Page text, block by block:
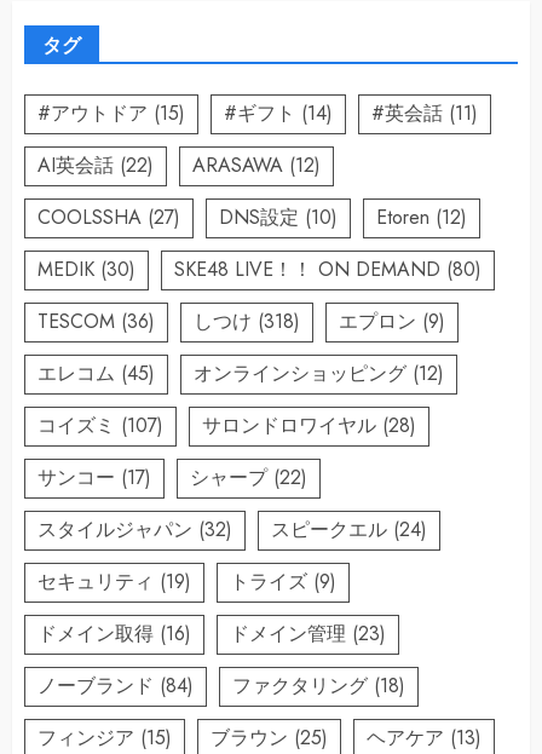
タグ
#アウトドア (15) #ギフト (14) #英会話 (11)
AI英会話 (22) ARASAWA (12)
COOLSSHA (27) DNS設定 (10) Etoren (12)
MEDIK (30) SKE48 LIVE！！ ON DEMAND (80)
TESCOM (36) しつけ (318) エプロン (9)
エレコム (45) オンラインショッピング (12)
コイズミ (107) サロンドロワイヤル (28)
サンコー (17) シャープ(22)
スタイルジャパン (32) スピークエル (24)
セキュリティ (19) トライズ (9)
ドメイン取得 (16) ドメイン管理 (23)
ノーブランド (84) ファクタリング (18)
フィンジア (15) ブラウン (25) ヘアケア (13)